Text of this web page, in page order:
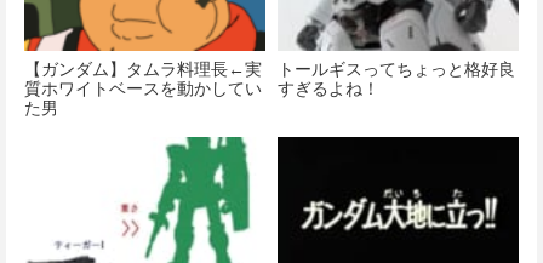
【ガンダム】タムラ料理長←実
質ホワイトベースを動かしてい
た男
トールギスってちょっと格好良
すぎるよね！